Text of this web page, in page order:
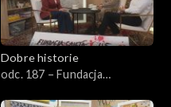
Dobre historie
odc. 187 – Fundacja